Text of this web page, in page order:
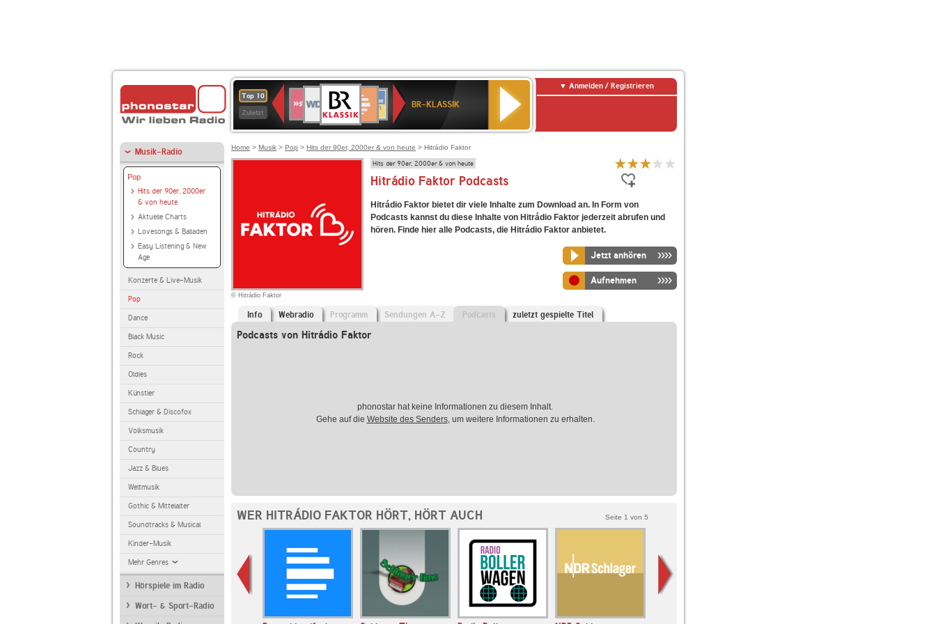
Top 10
Zuletzt
Deutschlandfunk
80er
90er
OLDIE
ANTENNE
4
BR-
KLASSIK
Deutschlandfunk
Kultur
ANTENNE
BAYERN
SWR
Kultur
NDR
2
BR-KLASSIK
Anmelden / Registrieren
Musik-Radio
Pop
Hits der 90er, 2000er
& von heute
Aktuelle Charts
Lovesongs & Balladen
Easy Listening & New
Age
Konzerte & Live-Musik
Pop
Dance
Black Music
Rock
Oldies
Künstler
Schlager & Discofox
Volksmusik
Country
Jazz & Blues
Weltmusik
Gothic & Mittelalter
Soundtracks & Musical
Kinder-Musik
Mehr Genres
Hörspiele im Radio
Wort- & Sport-Radio
Home > Musik > Pop > Hits der 90er, 2000er & von heute > Hitrádio Faktor
© Hitrádio Faktor
Hits der 90er, 2000er & von heute
Hitrádio Faktor Podcasts
Hitrádio Faktor bietet dir viele Inhalte zum Download an. In Form von
Podcasts kannst du diese Inhalte von Hitrádio Faktor jederzeit abrufen und
hören. Finde hier alle Podcasts, die Hitrádio Faktor anbietet.
Jetzt anhören
Aufnehmen
Info Webradio Programm Sendungen A-Z Podcasts zuletzt gespielte Titel
Podcasts von Hitrádio Faktor
phonostar hat keine Informationen zu diesem Inhalt.
Gehe auf die Website des Senders, um weitere Informationen zu erhalten.
WER HITRÁDIO FAKTOR HÖRT, HÖRT AUCH Seite 1 von 5